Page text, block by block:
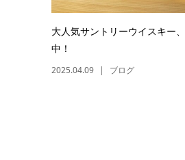
大人気サントリーウイスキー
中！
2025.04.09 ブログ